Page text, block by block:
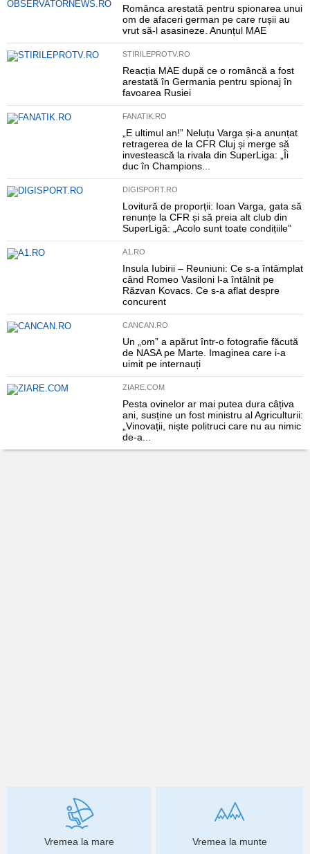
Românca arestată pentru spionarea unui
om de afaceri german pe care rușii au
vrut să-l asasineze. Anunțul MAE
STIRILEPROTV.RO
Reacția MAE după ce o româncă a fost
arestată în Germania pentru spionaj în
favoarea Rusiei
FANATIK.RO
„E ultimul an!” Neluțu Varga și-a anunțat
retragerea de la CFR Cluj și merge să
investească la rivala din SuperLiga: „Îi
duc în Champions...
DIGISPORT.RO
Lovitură de proporții: Ioan Varga, gata să
renunțe la CFR și să preia alt club din
SuperLigă: „Acolo sunt toate condițiile”
A1.RO
Insula Iubirii – Reuniuni: Ce s-a întâmplat
când Romeo Vasiloni l-a întâlnit pe
Răzvan Kovacs. Ce s-a aflat despre
concurent
CANCAN.RO
Un „om” a apărut într-o fotografie făcută
de NASA pe Marte. Imaginea care i-a
uimit pe internauți
ZIARE.COM
Pesta ovinelor ar mai putea dura câțiva
ani, susține un fost ministru al Agriculturii:
„Vinovații, niște politruci care nu au nimic
de-a...
Vremea la mare Vremea la munte